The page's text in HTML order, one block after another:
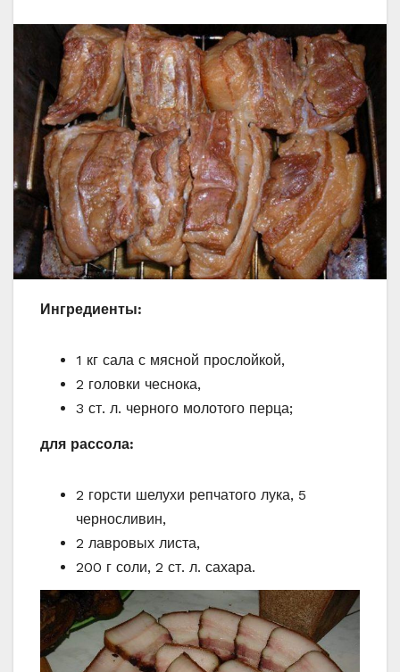
Ингредиенты:
1 кг сала с мясной прослойкой,
2 головки чеснока,
3 ст. л. черного молотого перца;
для рассола:
2 горсти шелухи репчатого лука, 5
черносливин,
2 лавровых листа,
200 г соли, 2 ст. л. сахара.